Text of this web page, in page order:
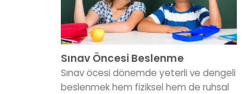
Sınav Öncesi Beslenme
Sınav öcesi dönemde yeterli ve dengeli
beslenmek hem fiziksel hem de ruhsal